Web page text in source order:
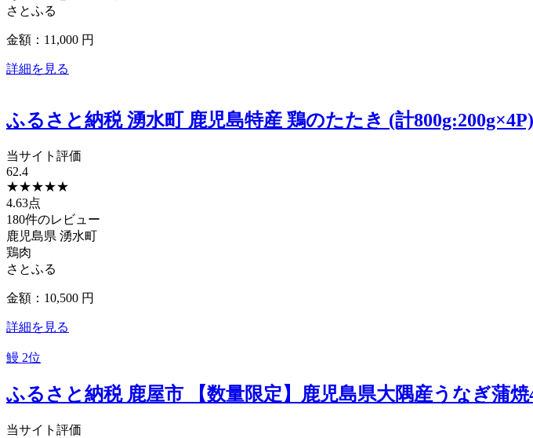
さとふる
金額：11,000 円
詳細を見る
ふるさと納税 湧水町 鹿児島特産 鶏のたたき (計
当サイト評価
62.4
★★★★★
4.63点
180件のレビュー
鹿児島県 湧水町
鶏肉
さとふる
金額：10,500 円
詳細を見る
鰻 2位
ふるさと納税 鹿屋市 【数量限定】鹿児島県大隅産うなぎ蒲焼
当サイト評価